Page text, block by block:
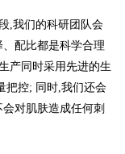
,我们的科研团队会
配比都是科学合理
产同时采用先进的生
把控; 同时,我们还会
对肌肤造成任何刺